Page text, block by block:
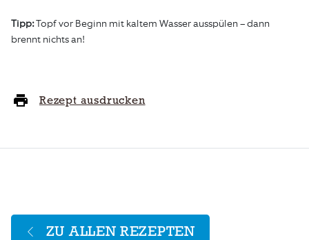
Tipp:Topf vor Beginn mit kaltem Wasser ausspülen – dann
brennt nichts an!
Rezept ausdrucken
ZU ALLEN REZEPTEN